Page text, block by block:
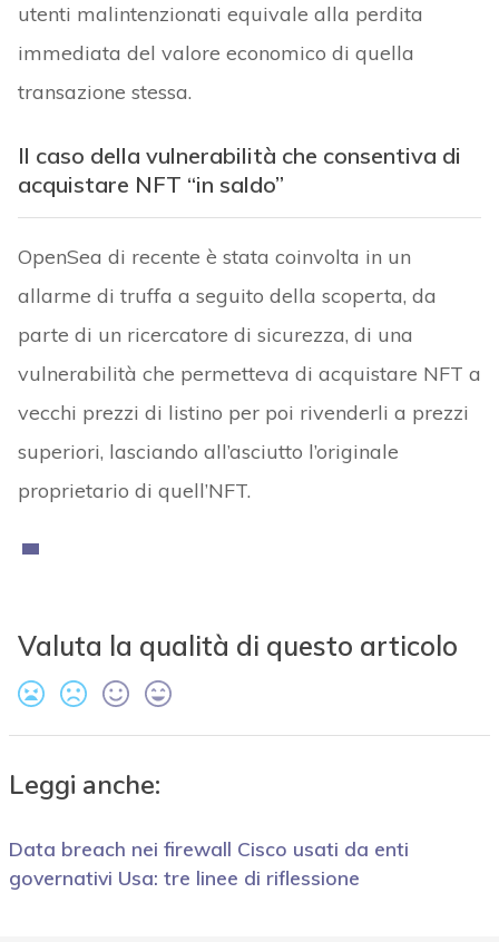
utenti malintenzionati equivale alla perdita
immediata del valore economico di quella
transazione stessa.
Il caso della vulnerabilità che consentiva di
acquistare NFT “in saldo”
OpenSea di recente è stata coinvolta in un
allarme di truffa a seguito della scoperta, da
parte di un ricercatore di sicurezza, di una
vulnerabilità che permetteva di acquistare NFT a
vecchi prezzi di listino per poi rivenderli a prezzi
superiori, lasciando all’asciutto l’originale
proprietario di quell’NFT.
Valuta la qualità di questo articolo
Leggi anche:
Data breach nei firewall Cisco usati da enti
governativi Usa: tre linee di riflessione